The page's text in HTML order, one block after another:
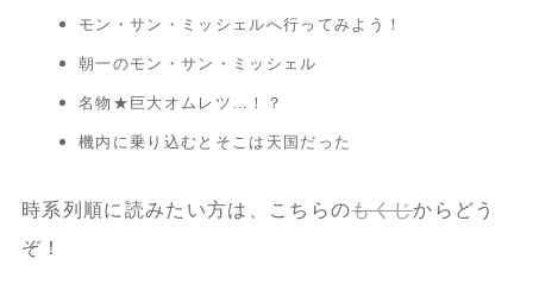
モン・サン・ミッシェルへ行ってみよう！
朝一のモン・サン・ミッシェル
名物★巨大オムレツ…！？
機内に乗り込むとそこは天国だった
時系列順に読みたい方は、こちらのもくじからどう
ぞ！